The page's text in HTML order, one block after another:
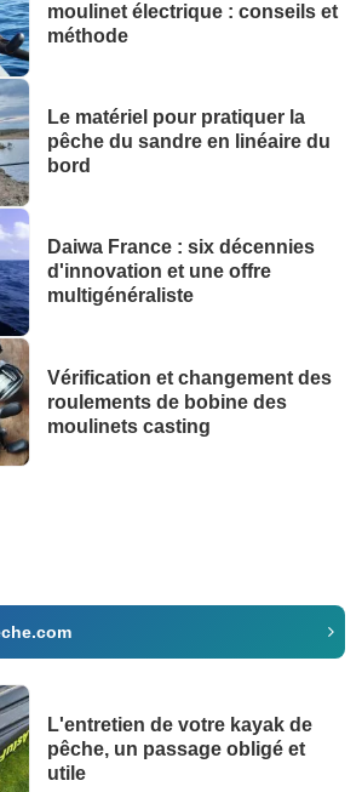
moulinet électrique : conseils et
méthode
Le matériel pour pratiquer la
pêche du sandre en linéaire du
bord
Daiwa France : six décennies
d'innovation et une offre
multigénéraliste
Vérification et changement des
roulements de bobine des
moulinets casting
L'entretien de votre kayak de
pêche, un passage obligé et
utile